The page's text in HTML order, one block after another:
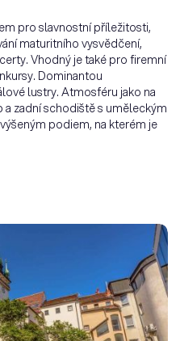
pro slavnostní příležitosti,
maturitního vysvědčení,
Vhodný je také pro firemní
Dominantou
lustry. Atmosféru jako na
zadní schodiště s uměleckým
podiem, na kterém je